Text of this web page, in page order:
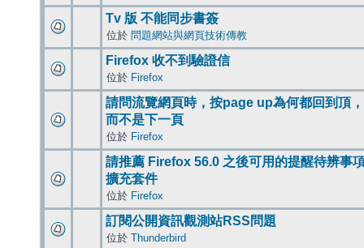
Tv 版 不能同步書簽
位於 問題網站與網頁技術傳教
Firefox 收不到驗證信
位於 Firefox
請問流覽網頁時，按page up為何都回到頂，
而不是下一頁
位於 Firefox
請推薦 Firefox 56.0 之後可用的提醒待辨事
擴充套件
位於 Firefox
訂閱公開資訊觀測站RSS問題
位於 Thunderbird